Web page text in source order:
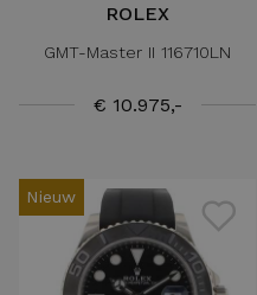
ROLEX
GMT-Master II 116710LN
€ 10.975,-
Nieuw